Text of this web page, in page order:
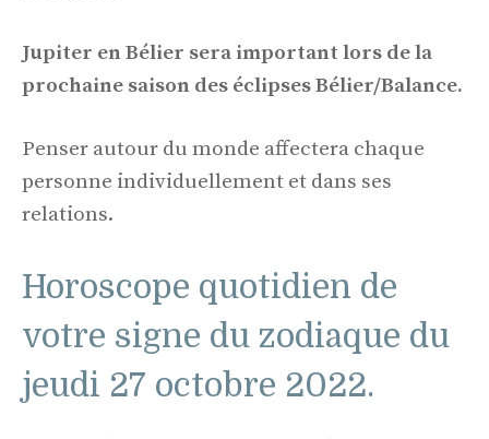
Jupiter en Bélier sera important lors de la
prochaine saison des éclipses Bélier/Balance.
Penser autour du monde affectera chaque
personne individuellement et dans ses
relations.
Horoscope quotidien de
votre signe du zodiaque du
jeudi 27 octobre 2022.